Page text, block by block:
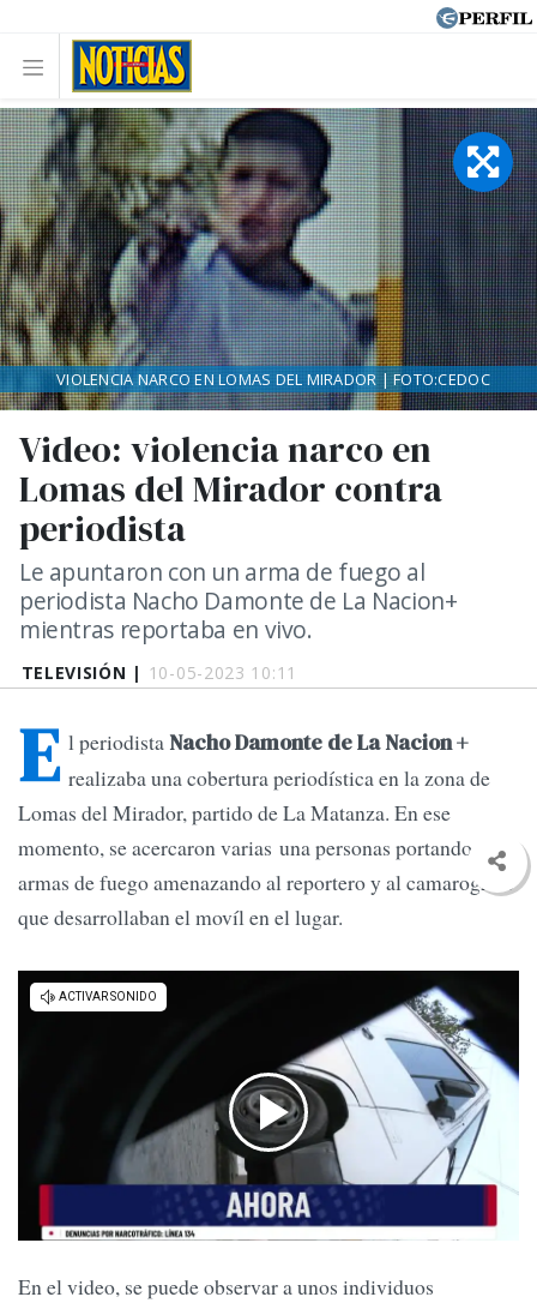
TELEVISIÓN | 10-05-2023 10:11
Video: violencia narco en
Lomas del Mirador contra
periodista
Le apuntaron con un arma de fuego al
periodista Nacho Damonte de La Nacion+
mientras reportaba en vivo.
VIOLENCIA NARCO EN LOMAS DEL MIRADOR | FOTO:CEDOC
E l periodistaNacho Damonte de La Nacion +
realizaba una cobertura periodística en la zona de
Lomas del Mirador, partido de La Matanza. En ese
momento, se acercaron varias una personas portando un
armas de fuego amenazando al reportero y al camarografo
que desarrollaban el movíl en el lugar.
En el video, se puede observar a unos individuos